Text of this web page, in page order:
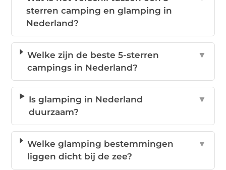
sterren camping en glamping in
Nederland?
Welke zijn de beste 5-sterren
campings in Nederland?
▼
Is glamping in Nederland
duurzaam?
▼
Welke glamping bestemmingen
liggen dicht bij de zee?
▼